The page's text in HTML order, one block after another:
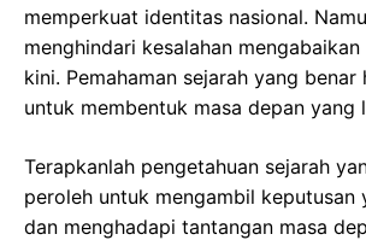
memperkuat identitas nasional.
menghindari kesalahan
kini. Pemahaman sejarah yang benar
untuk membentuk masa depan yang
Terapkanlah pengetahuan sejarah
peroleh untuk mengambil keputusan
dan menghadapi tantangan masa